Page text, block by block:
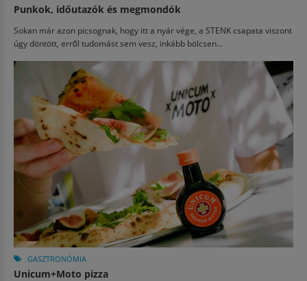
Punkok, időutazók és megmondók
Sokan már azon picsognak, hogy itt a nyár vége, a STENK csapata viszont
úgy döntött, erről tudomást sem vesz, inkább bölcsen...
GASZTRONÓMIA
Unicum+Moto pizza